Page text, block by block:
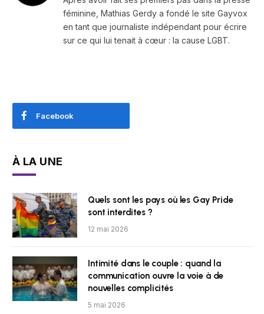
féminine, Mathias Gerdy a fondé le site Gayvox
en tant que journaliste indépendant pour écrire
sur ce qui lui tenait à cœur : la cause LGBT.
Facebook
À LA UNE
Quels sont les pays où les Gay Pride
sont interdites ?
12 mai 2026
Intimité dans le couple : quand la
communication ouvre la voie à de
nouvelles complicités
5 mai 2026